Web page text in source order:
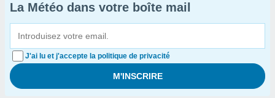
La Météo dans votre boîte mail
J'ai lu et j'accepte la politique de privacité